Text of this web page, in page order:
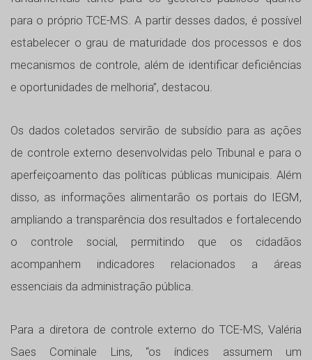
para o próprio TCE-MS. A partir desses dados, é possível
estabelecer o grau de maturidade dos processos e dos
mecanismos de controle, além de identificar deficiências
e oportunidades de melhoria”, destacou.
Os dados coletados servirão de subsídio para as ações
de controle externo desenvolvidas pelo Tribunal e para o
aperfeiçoamento das políticas públicas municipais. Além
disso, as informações alimentarão os portais do IEGM,
ampliando a transparência dos resultados e fortalecendo
o controle social, permitindo que os cidadãos
acompanhem indicadores relacionados a áreas
essenciais da administração pública.
Para a diretora de controle externo do TCE-MS, Valéria
Saes Cominale Lins, “os índices assumem um